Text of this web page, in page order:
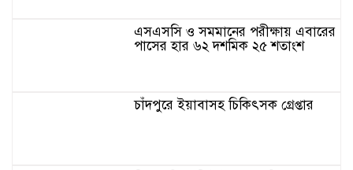
এসএসসি ও সমমানের পরীক্ষায় এবারের
পাসের হার ৬২ দশমিক ২৫ শতাংশ
চাঁদপুরে ইয়াবাসহ চিকিৎসক গ্রেপ্তার